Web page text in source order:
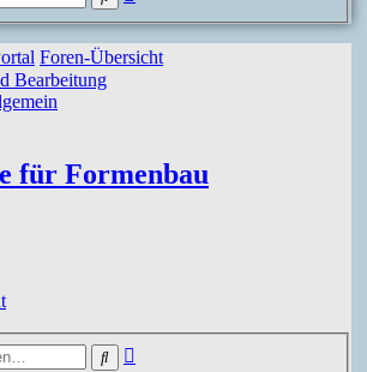
Foren-Übersicht
Bearbeitung
für Formenbau
Suche